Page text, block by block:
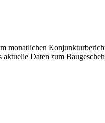
monatlichen
Daten zum